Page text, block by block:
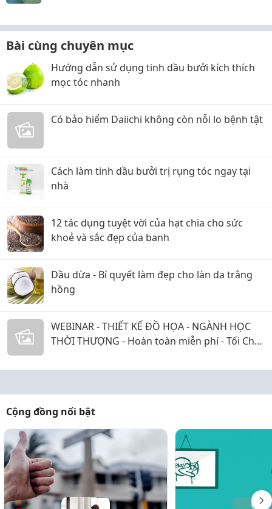
Bài cùng chuyên mục
Hướng dẫn sử dụng tinh dầu bưởi kích thích
mọc tóc nhanh
Có bảo hiểm Daiichi không còn nỗi lo bệnh tật
Cách làm tinh dầu bưởi trị rụng tóc ngay tại
nhà
12 tác dụng tuyệt vời của hạt chia cho sức
khoẻ và sắc đẹp của banh
Dầu dừa - Bí quyết làm đẹp cho làn da trắng
hồng
WEBINAR - THIẾT KẾ ĐỒ HỌA - NGÀNH HỌC
THỜI THƯỢNG - Hoàn toàn miễn phí - Tối Chủ
Cộng đồng nổi bật